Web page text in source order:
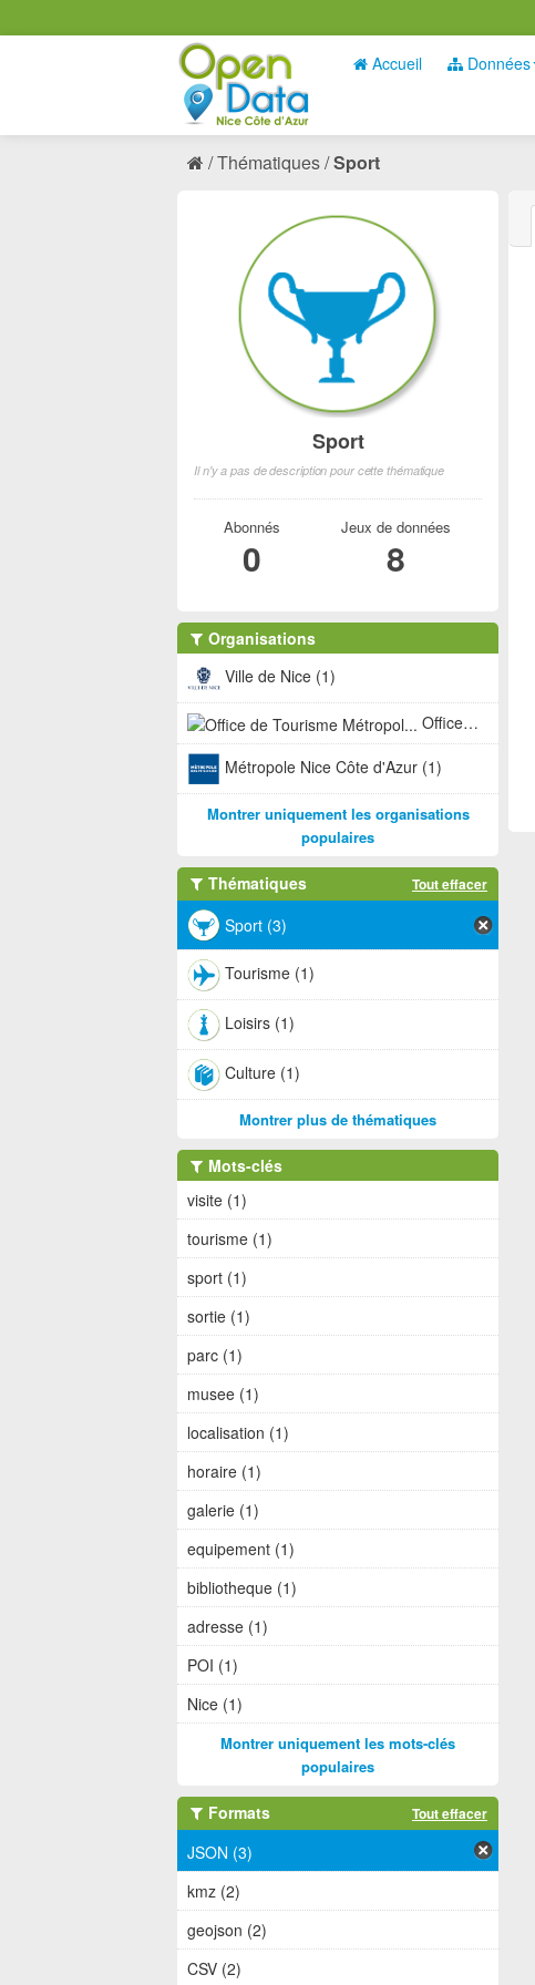
Accueil Données
Thématiques Sport
Sport
Il n'y a pas de description pour cette thématique
Abonnés
0
Jeux de données
8
Organisations
Ville de Nice (1)
Office de Tourisme Métropol... (1)
Métropole Nice Côte d'Azur (1)
Montrer uniquement les organisations
populaires
Thématiques Tout effacer
Sport (3)
Tourisme (1)
Loisirs (1)
Culture (1)
Montrer plus de thématiques
Mots-clés
visite (1)
tourisme (1)
sport (1)
sortie (1)
parc (1)
musee (1)
localisation (1)
horaire (1)
galerie (1)
equipement (1)
bibliotheque (1)
adresse (1)
POI (1)
Nice (1)
Montrer uniquement les mots-clés
populaires
Formats Tout effacer
JSON (3)
kmz (2)
geojson (2)
CSV (2)